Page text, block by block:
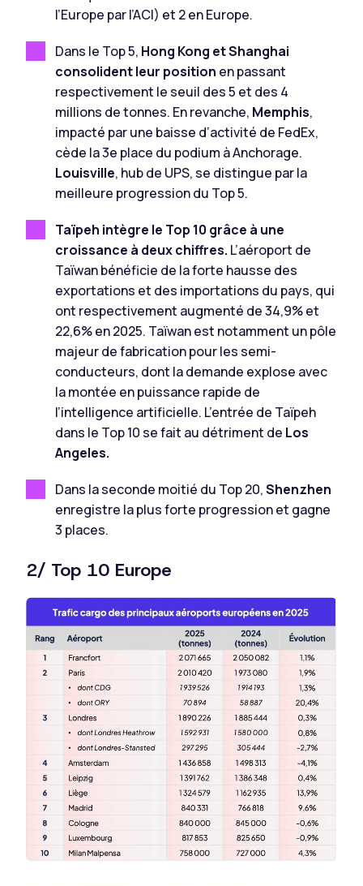
l’Europe par l’ACI) et 2 en Europe.
Dans le Top 5, Hong Kong et Shanghai
consolident leur position en passant
respectivement le seuil des 5 et des 4
millions de tonnes. En revanche, Memphis,
impacté par une baisse d’activité de FedEx,
cède la 3e place du podium à Anchorage.
Louisville, hub de UPS, se distingue par la
meilleure progression du Top 5.
Taïpeh intègre le Top 10 grâce à une
croissance à deux chiffres. L’aéroport de
Taïwan bénéficie de la forte hausse des
exportations et des importations du pays, qui
ont respectivement augmenté de 34,9% et
22,6% en 2025. Taïwan est notamment un pôle
majeur de fabrication pour les semi-
conducteurs, dont la demande explose avec
la montée en puissance rapide de
l’intelligence artificielle. L’entrée de Taïpeh
dans le Top 10 se fait au détriment de Los
Angeles.
Dans la seconde moitié du Top 20,Shenzhen
enregistre la plus forte progression et gagne
3 places.
2/ Top 10 Europe